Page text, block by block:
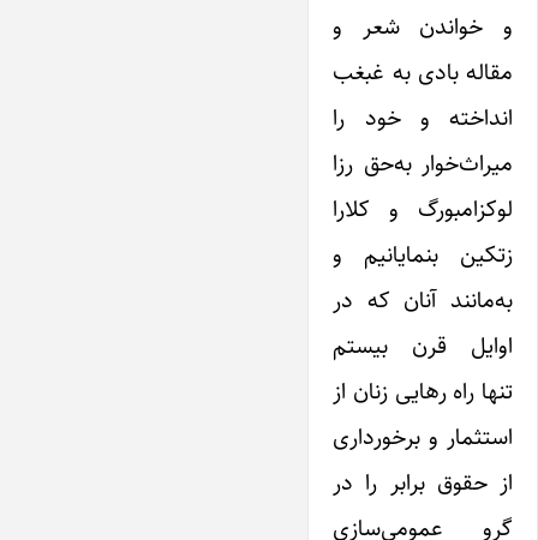
و خواندن شعر و
مقاله‌ بادی به غبغب
انداخته و خود را
میراث‌خوار به‌حق رزا
لوکزامبورگ و کلارا
زتکین بنمایانیم و
به‌مانند آنان که در
اوایل قرن بیستم
تنها راه رهایی زنان از
استثمار و برخورداری
از حقوق برابر را در
گرو عمومی‌سازی